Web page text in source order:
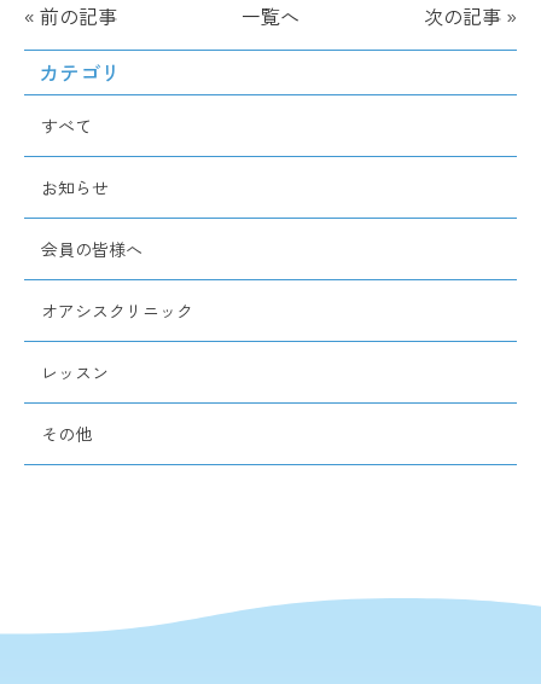
« 前の記事 一覧へ 次の記事 »
カテゴリ
すべて
お知らせ
会員の皆様へ
オアシスクリニック
レッスン
その他